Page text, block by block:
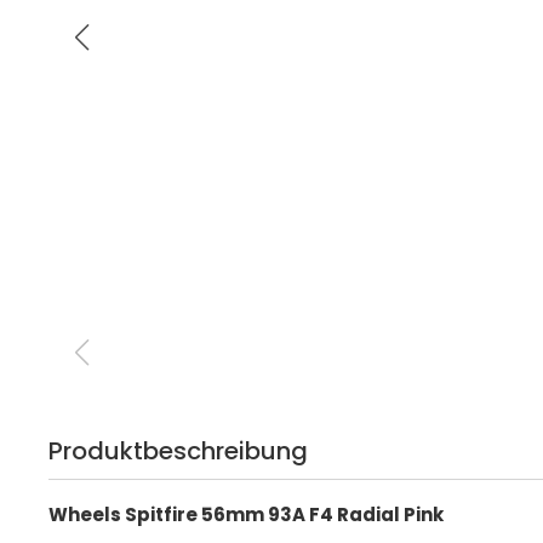
Produktbeschreibung
Wheels Spitfire 56mm 93A F4 Radial Pink